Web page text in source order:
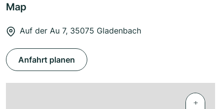
Map
Auf der Au 7, 35075 Gladenbach
Anfahrt planen
+